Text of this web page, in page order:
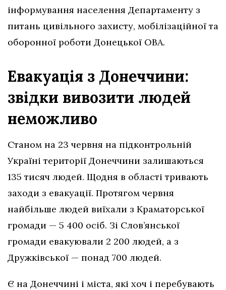
інформування населення Департаменту з
питань цивільного захисту, мобілізаційної та
оборонної роботи Донецької ОВА.
Евакуація з Донеччини:
звідки вивозити людей
неможливо
Станом на 23 червня на підконтрольній
Україні території Донеччини залишаються
135 тисяч людей. Щодня в області тривають
заходи з евакуації. Протягом червня
найбільше людей виїхали з Краматорської
громади — 5 400 осіб. Зі Слов’янської
громади евакуювали 2 200 людей, а з
Дружківської — понад 700 людей.
Є на Донеччині і міста, які хоч і перебувають